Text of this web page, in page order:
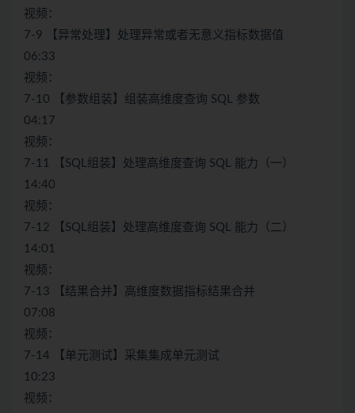
视频：
7-9 【异常处理】处理异常或者无意义指标数据值
06:33
视频：
7-10 【参数组装】组装高维度查询 SQL 参数
04:17
视频：
7-11 【SQL组装】处理高维度查询 SQL 能力（一）
14:40
视频：
7-12 【SQL组装】处理高维度查询 SQL 能力（二）
14:01
视频：
7-13 【结果合并】高维度数据指标结果合并
07:08
视频：
7-14 【单元测试】采集集成单元测试
10:23
视频：